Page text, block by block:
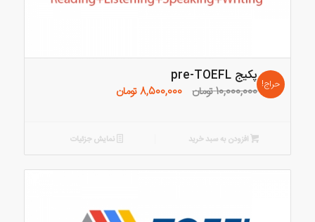
پکیج pre-TOEFL
10,000,000تومان قیمت
بود.
8,500,000تومانقیمت
حراج!
افزودن به سبد خرید نمایش جزئیات